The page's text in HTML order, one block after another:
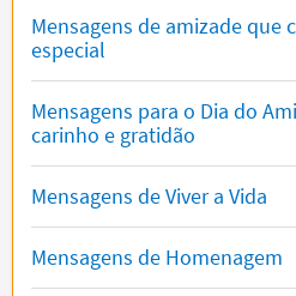
Mensagens de amizade que
especial
Mensagens para o Dia do
carinho e gratidão
Mensagens de Viver a Vida
Mensagens de Homenagem